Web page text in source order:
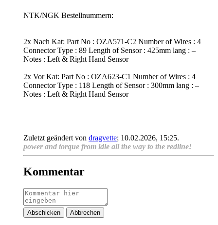
NTK/NGK Bestellnummern:
2x Nach Kat: Part No : OZA571-C2 Number of Wires : 4
Connector Type : 89 Length of Sensor : 425mm lang : –
Notes : Left & Right Hand Sensor
2x Vor Kat: Part No : OZA623-C1 Number of Wires : 4
Connector Type : 118 Length of Sensor : 300mm lang : –
Notes : Left & Right Hand Sensor
Zuletzt geändert von dragvette; 10.02.2026, 15:25.
power and torque from idle all the way to the redline!
Kommentar
Abschicken Abbrechen